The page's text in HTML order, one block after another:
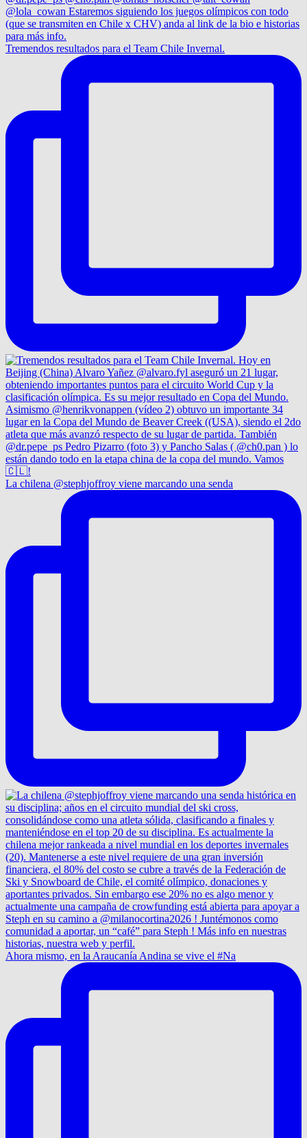
Tremendos resultados para el Team Chile Invernal.
La chilena @stephjoffroy viene marcando una senda
Ahora mismo, en la Araucanía Andina se vive el #Na